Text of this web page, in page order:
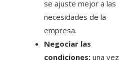
se ajuste mejor a las
necesidades de la
empresa.
Negociar las
condiciones: una vez